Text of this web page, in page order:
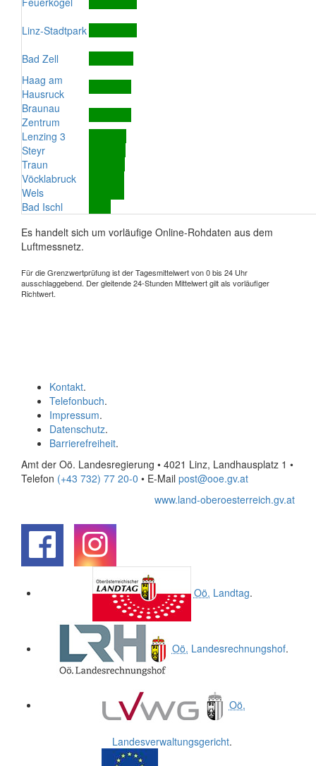
Linz-Stadtpark
Bad Zell
Haag am
Hausruck
Braunau
Zentrum
Lenzing 3
Steyr
Traun
Vöcklabruck
Wels
Bad Ischl
Es handelt sich um vorläufige Online-Rohdaten aus dem
Luftmessnetz.
Für die Grenzwertprüfung ist der Tagesmittelwert von 0 bis 24 Uhr
ausschlaggebend. Der gleitende 24-Stunden Mittelwert gilt als vorläufiger
Richtwert.
Kontakt.
Telefonbuch.
Impressum.
Datenschutz.
Barrierefreiheit.
Amt der Oö. Landesregierung • 4021 Linz, Landhausplatz 1 •
Telefon (+43 732) 77 20-0 • E-Mail post@ooe.gv.at
www.land-oberoesterreich.gv.at
Oö. Landtag.
Oö. Landesrechnungshof.
Oö.
Landesverwaltungsgericht.